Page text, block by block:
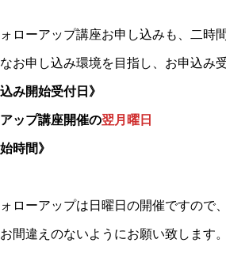
ローアップ講座お申し込みも、二時
お申し込み環境を目指し、お申込み
み開始受付日》
ップ講座開催の翌月曜日
時間》
ローアップは日曜日の開催ですので
間違えのないようにお願い致します。